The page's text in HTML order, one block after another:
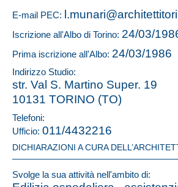
E-mail PEC:
Iscrizione all'Albo di Torino: 24/03/
Prima iscrizione all'Albo: 24/03/1986
Indirizzo Studio:
str. Val S. Martino Super. 19
10131 TORINO (TO)
Telefoni:
Ufficio: 011/4432216
DICHIARAZIONI A CURA
Svolge la sua attività nell'ambito di: